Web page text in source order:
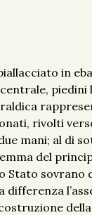
in
rivolti
mani; al di
del
sovrano
differenza